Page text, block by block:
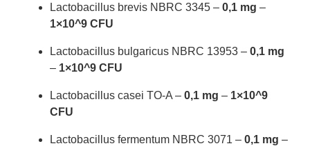
Lactobacillus brevis NBRC 3345 – 0,1 mg –
1×10^9 CFU
Lactobacillus bulgaricus NBRC 13953 – 0,1 mg
– 1×10^9 CFU
Lactobacillus casei TO-A – 0,1 mg – 1×10^9
CFU
Lactobacillus fermentum NBRC 3071 – 0,1 mg –